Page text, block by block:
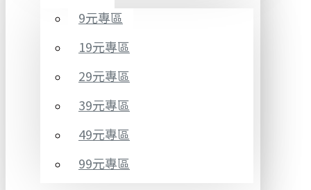
9元專區
19元專區
29元專區
39元專區
49元專區
99元專區